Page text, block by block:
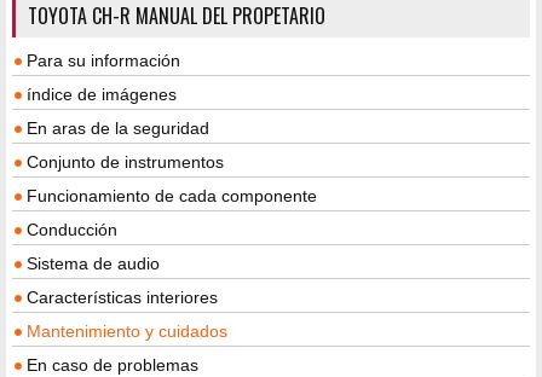
TOYOTA CH-R MANUAL DEL PROPETARIO
Para su información
índice de imágenes
En aras de la seguridad
Conjunto de instrumentos
Funcionamiento de cada componente
Conducción
Sistema de audio
Características interiores
Mantenimiento y cuidados
En caso de problemas